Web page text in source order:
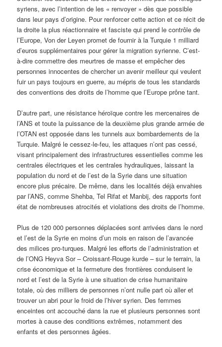
syriens, avec l’intention de les « renvoyer » dès que possible
dans leur pays d’origine. Pour renforcer cette action et ce récit de
la droite la plus réactionnaire et fasciste qui prend le contrôle de
l’Europe, Von der Leyen promet de fournir à la Turquie 1 milliard
d’euros supplémentaires pour gérer la migration syrienne. C’est-
à-dire commettre des meurtres de masse et empêcher des
personnes innocentes de chercher un avenir meilleur qui veulent
fuir un pays toujours en guerre, au mépris de tous les standards
des conventions des droits de l’homme que l’Europe prône tant.
D’autre part, une résistance héroïque contre les mercenaires de
l’ANS et toute la puissance de la deuxième plus grande armée de
l’OTAN est opposée dans les tunnels aux bombardements de la
Turquie. Malgré le cessez-le-feu, les attaques n’ont pas cessé,
visant principalement des infrastructures essentielles comme les
centrales électriques et les centrales hydrauliques, laissant la
population du nord et de l’est de la Syrie dans une situation
encore plus précaire. De même, dans les localités déjà envahies
par l’ANS, comme Shehba, Tel Rifat et Manbij, des rapports font
état de nombreuses atrocités et violations des droits de l’homme.
Plus de 120 000 personnes déplacées sont arrivées dans le nord
et l’est de la Syrie en moins d’un mois en raison de l’avancée
des milices pro-turques. Malgré les efforts de l’administration et
de l’ONG Heyva Sor – Croissant-Rouge kurde – sur le terrain, la
crise économique et la fermeture des frontières conduisent le
nord et l’est de la Syrie à une situation de crise humanitaire
totale, où des milliers de personnes n’ont nulle part où aller et
trouver un abri pour le froid de l’hiver syrien. Des femmes
enceintes ont accouché dans la rue et plusieurs personnes sont
mortes à cause des conditions extrêmes, notamment des
enfants et des personnes âgées.